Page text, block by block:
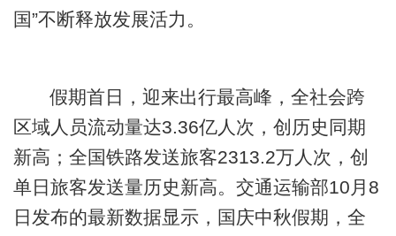
国”不断释放发展活力。
假期首日，迎来出行最高峰，全社会跨
区域人员流动量达3.36亿人次，创历史同期
新高；全国铁路发送旅客2313.2万人次，创
单日旅客发送量历史新高。交通运输部10月8
日发布的最新数据显示，国庆中秋假期，全